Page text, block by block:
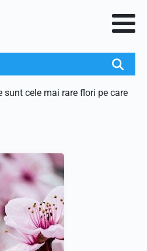
sunt cele mai rare flori pe care